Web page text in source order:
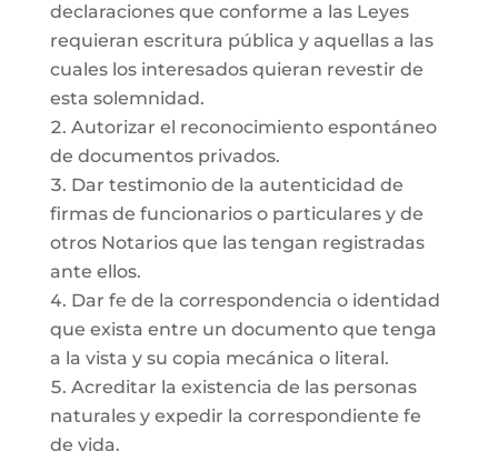
declaraciones que conforme a las Leyes
requieran escritura pública y aquellas a las
cuales los interesados quieran revestir de
esta solemnidad.
Autorizar el reconocimiento espontáneo
de documentos privados.
Dar testimonio de la autenticidad de
firmas de funcionarios o particulares y de
otros Notarios que las tengan registradas
ante ellos.
Dar fe de la correspondencia o identidad
que exista entre un documento que tenga
a la vista y su copia mecánica o literal.
Acreditar la existencia de las personas
naturales y expedir la correspondiente fe
de vida.